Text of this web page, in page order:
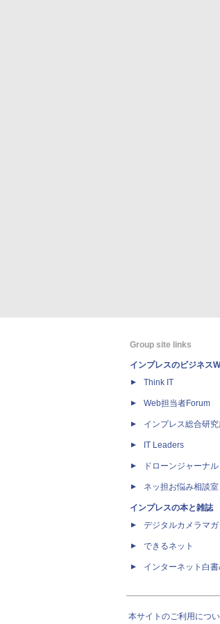
Group site links
インプレスのビジネス
Think IT
Web担当者Forum
インプレス総合研
IT Leaders
ドローンジャーナル
ネッ担お悩み相談室
インプレスの本と雑誌
デジタルカメラマガ
できるネット
インターネット白
本サイトのご利用につ